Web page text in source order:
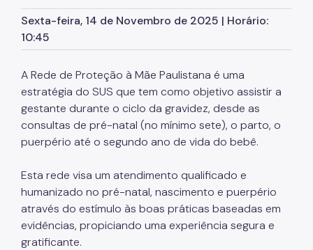
Cuidados Paliativos
Doenças Raras
eMulti - Equipe Multiprofissional na APS
Enfermagem
Homem
Indígena
LGBTIA+
Mulher
Sexta-feira, 14 de Novembro de 2025 | Horário:
10:45
A Rede de Proteção à Mãe Paulistana é uma
estratégia do SUS que tem como objetivo assistir a
gestante durante o ciclo da gravidez, desde as
consultas de pré-natal (no mínimo sete), o parto, o
puerpério até o segundo ano de vida do bebê.
Esta rede visa um atendimento qualificado e
humanizado no pré-natal, nascimento e puerpério
através do estímulo às boas práticas baseadas em
evidências, propiciando uma experiência segura e
gratificante.